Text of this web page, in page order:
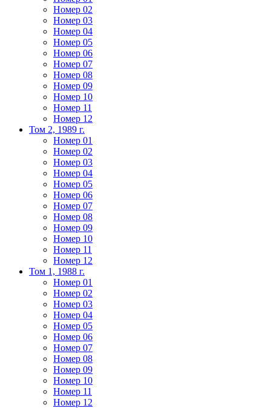
Номер 02
Номер 03
Номер 04
Номер 05
Номер 06
Номер 07
Номер 08
Номер 09
Номер 10
Номер 11
Номер 12
Том 2, 1989 г.
Номер 01
Номер 02
Номер 03
Номер 04
Номер 05
Номер 06
Номер 07
Номер 08
Номер 09
Номер 10
Номер 11
Номер 12
Том 1, 1988 г.
Номер 01
Номер 02
Номер 03
Номер 04
Номер 05
Номер 06
Номер 07
Номер 08
Номер 09
Номер 10
Номер 11
Номер 12